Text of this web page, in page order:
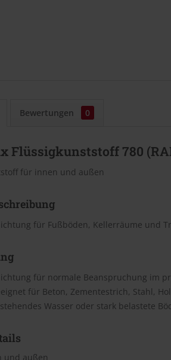
Bewertungen 0
Flüssigkunststoff 780
für innen und außen
für Fußböden, Kellerräume und
für normale Beanspruchung im
für Beton, Zementestrich, Stahl,
Wasser oder stark belastete
und außen